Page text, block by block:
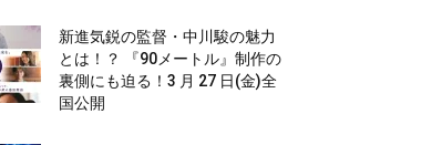
新進気鋭の監督・中川駿の魅力
とは！？ 『90メートル』制作の
裏側にも迫る！3 月 27 日(金)全
国公開